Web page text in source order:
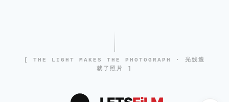
[ THE LIGHT MAKES THE PHOTOGRAPH · 光线造
就了照片 ]